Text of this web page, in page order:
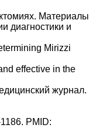
Материалы
диагностики и
Mirizzi
effective in the
журнал.
PMID: